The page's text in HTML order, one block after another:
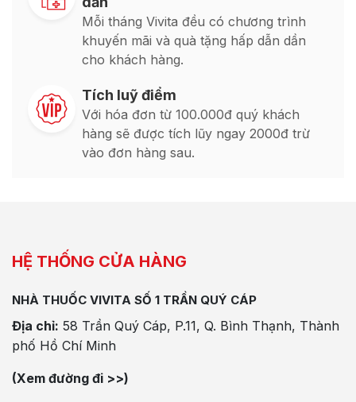
Mỗi tháng Vivita đều có chương trình
khuyến mãi và quà tặng hấp dẫn dần
cho khách hàng.
Tích luỹ điểm
Với hóa đơn từ 100.000đ quý khách
hàng sẽ được tích lũy ngay 2000đ trừ
vào đơn hàng sau.
HỆ THỐNG CỬA HÀNG
NHÀ THUỐC VIVITA SỐ 1 TRẦN QUÝ CÁP
Địa chỉ: 58 Trần Quý Cáp, P.11, Q. Bình Thạnh, Thành
phố Hồ Chí Minh
(Xem đường đi >>)